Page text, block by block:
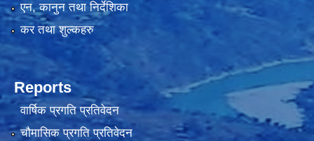
एन, कानुन तथा निर्देशिका
कर तथा शुल्कहरु
Reports
वार्षिक प्रगति प्रतिवेदन
चौमासिक प्रगति प्रतिवेदन